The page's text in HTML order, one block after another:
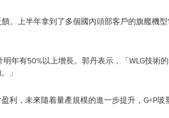
。上半年拿到了多個國內頭部客戶的旗艦機
年有50%以上增長。 郭丹表示，
「WLG技術
」
利，未來隨着量產規模的進一步提升，G+P